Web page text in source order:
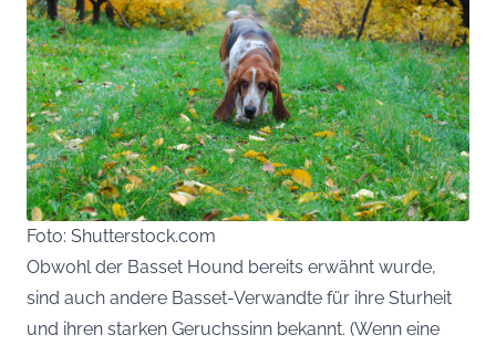
Foto: Shutterstock.com
Obwohl der Basset Hound bereits erwähnt wurde,
sind auch andere Basset-Verwandte für ihre Sturheit
und ihren starken Geruchssinn bekannt. (Wenn eine